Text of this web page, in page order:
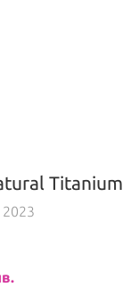
Titanium